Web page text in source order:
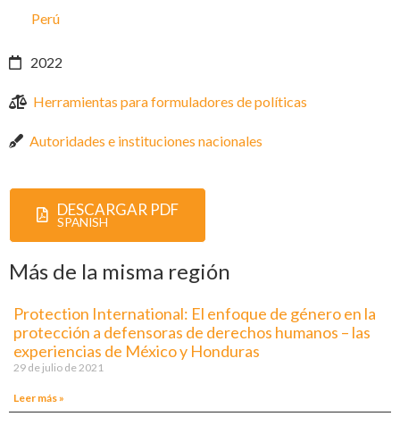
Perú
2022
Herramientas para formuladores de políticas
Autoridades e instituciones nacionales
DESCARGAR PDF
SPANISH
Más de la misma región
Protection International: El enfoque de género en la
protección a defensoras de derechos humanos – las
experiencias de México y Honduras
29 de julio de 2021
Leer más »